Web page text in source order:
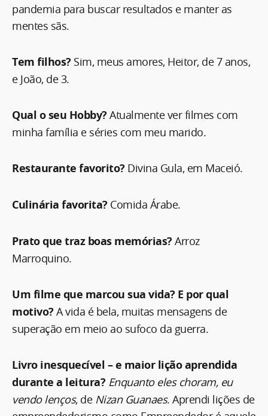
pandemia para buscar resultados e manter as
mentes sãs.
Tem filhos? Sim, meus amores, Heitor, de 7 anos,
e João, de 3.
Qual o seu Hobby?Atualmente ver filmes com
minha família e séries com meu marido.
Restaurante favorito? Divina Gula, em Maceió.
Culinária favorita? Comida Árabe.
Prato que traz boas memórias?Arroz
Marroquino.
Um filme que marcou sua vida? E por qual
motivo?A vida é bela, muitas mensagens de
superação em meio ao sufoco da guerra.
Livro inesquecível – e maior lição aprendida
durante a leitura? Enquanto eles choram, eu
vendo lenços, de Nizan Guanaes. Aprendi lições de